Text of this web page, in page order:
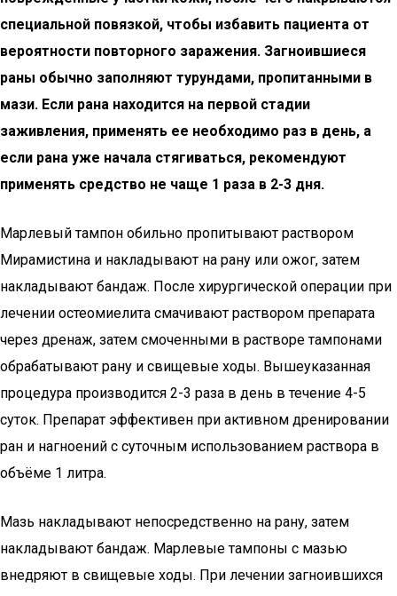
специальной повязкой, чтобы избавить пациента от
вероятности повторного заражения. Загноившиеся
раны обычно заполняют турундами, пропитанными в
мази. Если рана находится на первой стадии
заживления, применять ее необходимо раз в день, а
если рана уже начала стягиваться, рекомендуют
применять средство не чаще 1 раза в 2-3 дня.
Марлевый тампон обильно пропитывают раствором
Мирамистина и накладывают на рану или ожог, затем
накладывают бандаж. После хирургической операции при
лечении остеомиелита смачивают раствором препарата
через дренаж, затем смоченными в растворе тампонами
обрабатывают рану и свищевые ходы. Вышеуказанная
процедура производится 2-3 раза в день в течение 4-5
суток. Препарат эффективен при активном дренировании
ран и нагноений с суточным использованием раствора в
объёме 1 литра.
Мазь накладывают непосредственно на рану, затем
накладывают бандаж. Марлевые тампоны с мазью
внедряют в свищевые ходы. При лечении загноившихся